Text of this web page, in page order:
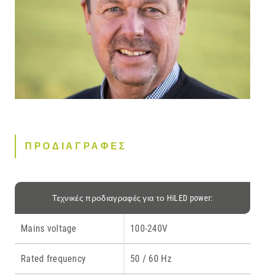
ΠΡΟΔΙΑΓΡΑΦΕΣ
Τεχνικές προδιαγραφές για το HiLED power:
Mains voltage 100-240V
Rated frequency 50 / 60 Hz